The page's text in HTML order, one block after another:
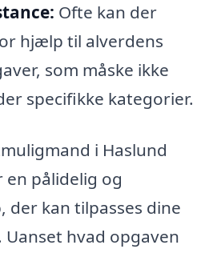
Ofte kan der
hjælp til alverdens
som måske ikke
specifikke kategorier.
i Haslund
en pålidelig og
kan tilpasses dine
Uanset hvad opgaven